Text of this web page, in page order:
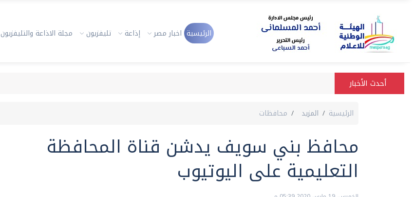
الرئيسية اخبار مصر إذاعة تليفزيون مجلة الاذاعة والتليفزيون
أحدث الأخبار
الرئيسية المزيد محافظات
محافظ بني سويف يدشن قناة المحافظة
التعليمية على اليوتيوب